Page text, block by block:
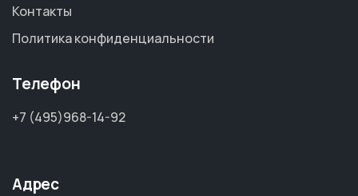
Контакты
Политика конфиденциальности
Телефон
+7 (495)968-14-92
Адрес